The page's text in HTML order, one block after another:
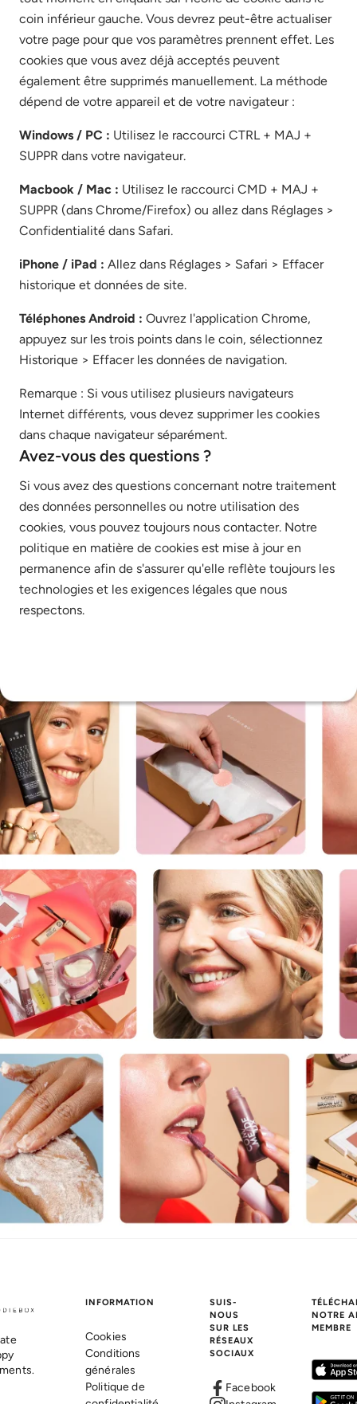
coin inférieur gauche. Vous devrez peut-être actualiser
votre page pour que vos paramètres prennent effet. Les
cookies que vous avez déjà acceptés peuvent
également être supprimés manuellement. La méthode
dépend de votre appareil et de votre navigateur :
Windows / PC : Utilisez le raccourci CTRL + MAJ +
SUPPR dans votre navigateur.
Macbook / Mac : Utilisez le raccourci CMD + MAJ +
SUPPR (dans Chrome/Firefox) ou allez dans Réglages >
Confidentialité dans Safari.
iPhone / iPad : Allez dans Réglages > Safari > Effacer
historique et données de site.
Téléphones Android : Ouvrez l'application Chrome,
appuyez sur les trois points dans le coin, sélectionnez
Historique > Effacer les données de navigation.
Remarque : Si vous utilisez plusieurs navigateurs
Internet différents, vous devez supprimer les cookies
dans chaque navigateur séparément.
Avez-vous des questions ?
Si vous avez des questions concernant notre traitement
des données personnelles ou notre utilisation des
cookies, vous pouvez toujours nous contacter. Notre
politique en matière de cookies est mise à jour en
permanence afin de s'assurer qu'elle reflète toujours les
technologies et les exigences légales que nous
respectons.
INFORMATION
Cookies
Conditions
générales
Politique de
SUIS-
NOUS
SUR LES
RÉSEAUX
SOCIAUX
Facebook
NOTRE
MEMBRE